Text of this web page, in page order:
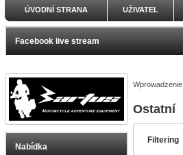
ÚVODNÍ STRANA UŽIVATEL
Facebook live stream
Nabídka
Wprowadzenie
Ostatní
Filtering